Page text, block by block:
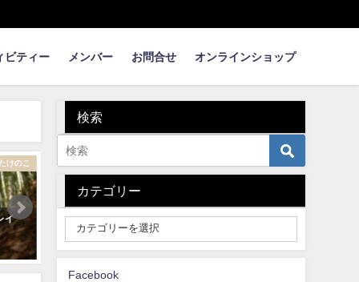
ビティー メンバー お問合せ オンラインショップ
加工方法
流しそうめんの竹加工ムービー
3minバージョン
【タケノコの楽しみ
検索
カテゴリー
Facebook